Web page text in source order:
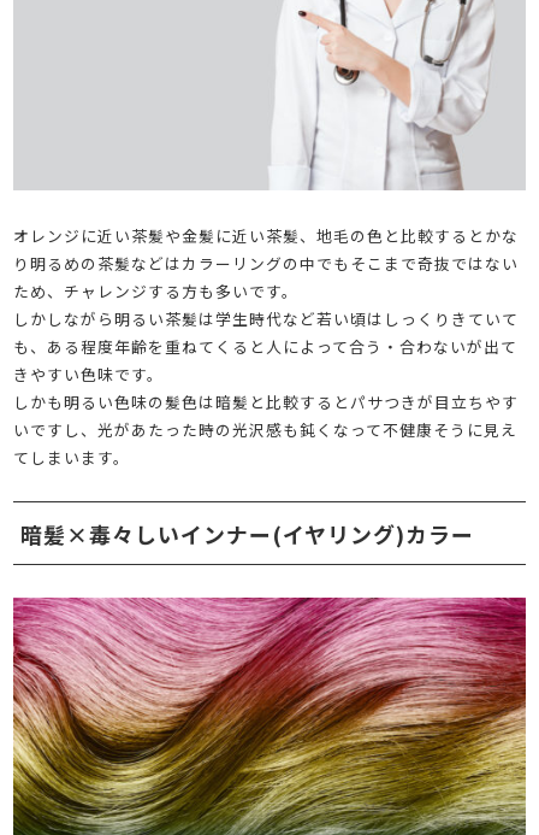
オレンジに近い茶髪や金髪に近い茶髪、地毛の色と比較するとかな
り明るめの茶髪などはカラーリングの中でもそこまで奇抜ではない
ため、チャレンジする方も多いです。
しかしながら明るい茶髪は学生時代など若い頃はしっくりきていて
も、ある程度年齢を重ねてくると人によって合う・合わないが出て
きやすい色味です。
しかも明るい色味の髪色は暗髪と比較するとパサつきが目立ちやす
いですし、光があたった時の光沢感も鈍くなって不健康そうに見え
てしまいます。
暗髪×毒々しいインナー(イヤリング)カラー